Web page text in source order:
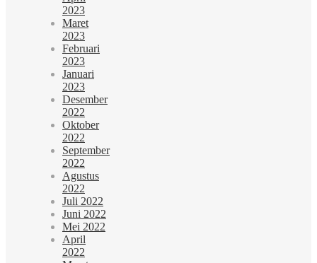
2023
Maret
2023
Februari
2023
Januari
2023
Desember
2022
Oktober
2022
September
2022
Agustus
2022
Juli 2022
Juni 2022
Mei 2022
April
2022